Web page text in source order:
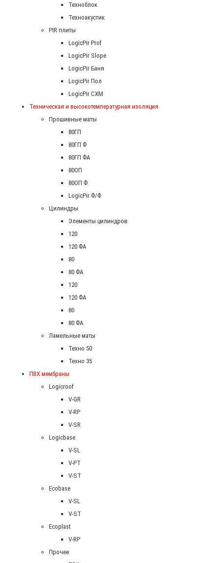
Техноблок
Техноакустик
PIR плиты
LogicPir Prof
LogicPir Slope
LogicPir Баня
LogicPir Пол
LogicPir СХМ
Техническая и высокотемпературная изоляция
Прошивные маты
80ГП
80ГП Ф
80ГП ФА
80ОП
80ОП Ф
LogicPir Ф/Ф
Цилиндры
Элементы цилиндров
120
120 ФА
80
80 ФА
120
120 ФА
80
80 ФА
Ламельные маты
Техно 50
Техно 35
ПВХ мембраны
Logicroof
V-GR
V-RP
V-SR
Logicbase
V-SL
V-PT
V-ST
Ecobase
V-SL
V-ST
Ecoplast
V-RP
Прочее